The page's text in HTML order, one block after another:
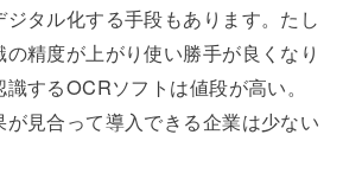
タル化する手段もあります。たし
精度が上がり使い勝手が良くなり
するOCRソフトは値段が高い。
見合って導入できる企業は少ない